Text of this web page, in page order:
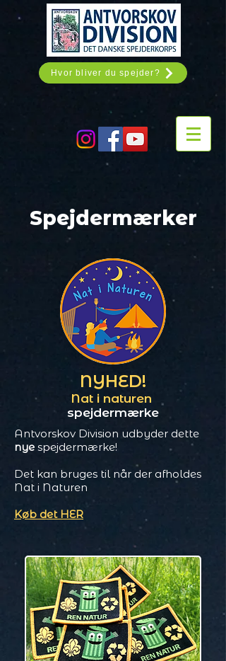
Hvor bliver du spejder?
Spejdermærker
NYHED!
Nat i naturen
spejdermærke
Antvorskov Division udbyder dette
nye spejdermærke!
Det kan bruges til når der afholdes
Nat i Naturen
Køb det HER